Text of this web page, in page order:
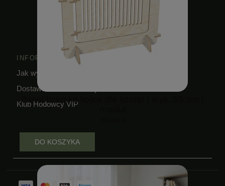
Panel bramka kojca dla kociąt | wys. 55 cm |
DO KOSZYKA
INFORMACJE
Jak wykorzystać kupon?
Dostawa i czas realizacji zamówień
Klub Hodowcy VIP